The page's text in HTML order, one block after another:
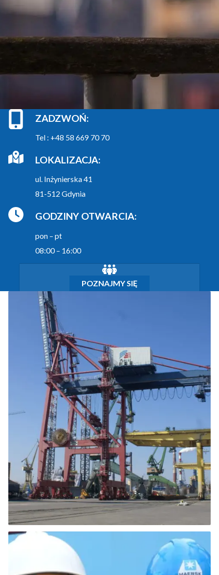
ZADZWOŃ:
Tel : +48 58 669 70 70
LOKALIZACJA:
ul. Inżynierska 41
81-512 Gdynia
GODZINY OTWARCIA:
pon – pt
08:00 – 16:00
POZNAJMY SIĘ